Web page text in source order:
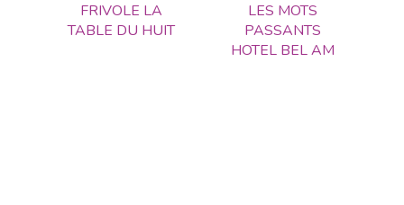
FRIVOLE LA
TABLE DU HUIT
LES MOTS
PASSANTS
HOTEL BEL AM